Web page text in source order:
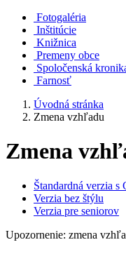
Fotogaléria
Inštitúcie
Knižnica
Premeny obce
Spoločenská
Farnosť
Úvodná stránka
Zmena vzhľadu
Zmena
Štandardná verzia s
Verzia bez štýlu
Verzia pre seniorov
Upozornenie: zmena